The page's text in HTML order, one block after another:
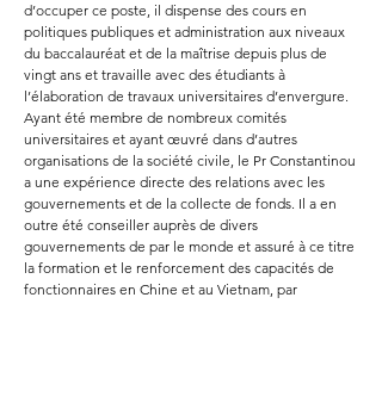
d’occuper ce poste, il dispense des cours en
politiques publiques et administration aux niveaux
du baccalauréat et de la maîtrise depuis plus de
vingt ans et travaille avec des étudiants à
l’élaboration de travaux universitaires d’envergure.
Ayant été membre de nombreux comités
universitaires et ayant œuvré dans d’autres
organisations de la société civile, le Pr Constantinou
a une expérience directe des relations avec les
gouvernements et de la collecte de fonds. Il a en
outre été conseiller auprès de divers
gouvernements de par le monde et assuré à ce titre
la formation et le renforcement des capacités de
fonctionnaires en Chine et au Vietnam, par